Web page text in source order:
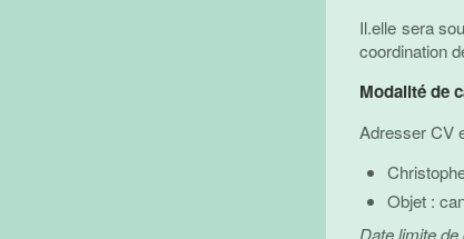
Il.elle sera
coordination
Modalité de
Adresser CV
Objet :
Date limite